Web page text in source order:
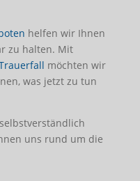
helfen wir Ihnen
zu halten. Mit
möchten wir
was jetzt zu tun
uns rund um die